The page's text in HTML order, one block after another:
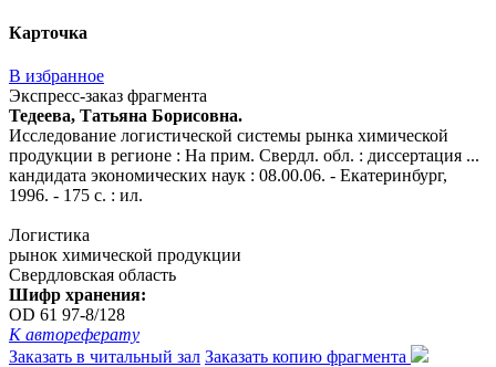
Карточка
В избранное
Экспресс-заказ фрагмента
Тедеева, Татьяна Борисовна.
Исследование логистической системы рынка химической
продукции в регионе : На прим. Свердл. обл. : диссертация ...
кандидата экономических наук : 08.00.06. - Екатеринбург,
1996. - 175 с. : ил.
Логистика
рынок химической продукции
Свердловская область
Шифр хранения:
OD 61 97-8/128
К автореферату
Заказать в читальный зал Заказать копию фрагмента